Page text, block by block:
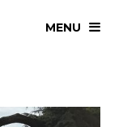
MENU